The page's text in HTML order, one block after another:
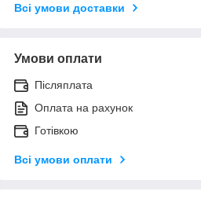
Всі умови доставки
Умови оплати
Післяплата
Оплата на рахунок
Готівкою
Всі умови оплати